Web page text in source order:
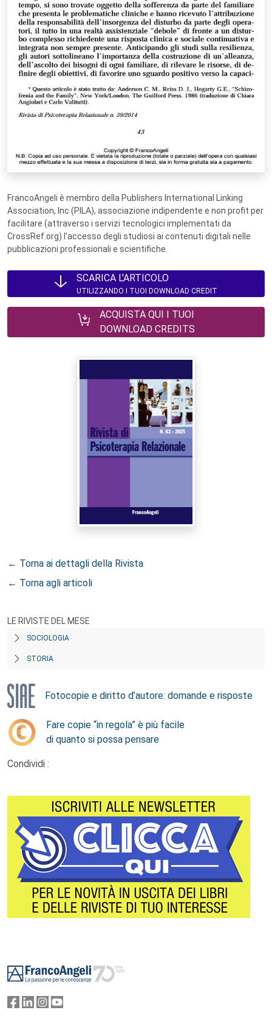
FrancoAngeli è membro della Publishers International Linking
Association, Inc (PILA), associazione indipendente e non profit per
facilitare (attraverso i servizi tecnologici implementati da
CrossRef.org) l’accesso degli studiosi ai contenuti digitali nelle
pubblicazioni professionali e scientifiche.
SCARICA L'ARTICOLO
UTILIZZANDO I TUOI DOWNLOAD CREDIT
ACQUISTA QUI I TUOI
DOWNLOAD CREDITS
← Torna ai dettagli della Rivista
← Torna agli articoli
LE RIVISTE DEL MESE
SOCIOLOGIA
STORIA
Fotocopie e diritto d’autore: domande e risposte
Fare copie “in regola” è più facile
di quanto si possa pensare
Condividi :